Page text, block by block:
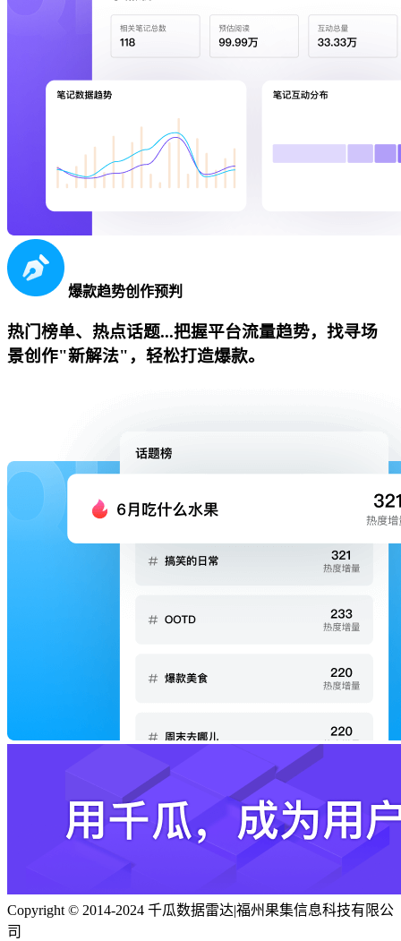
爆款趋势创作预判
热门榜单、热点话题...把握平台流量趋势，找寻场
景创作"新解法"，轻松打造爆款。
Copyright © 2014-2024 千瓜数据雷达|福州果集信息科技有限公
司